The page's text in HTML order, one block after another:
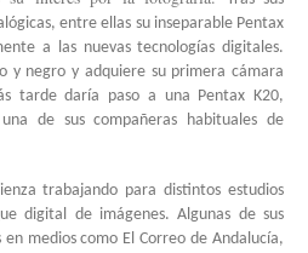
entre ellas su inseparable Pentax
a las nuevas tecnologías digitales.
y negro y adquiere su primera cámara
tarde daría paso a una Pentax K20,
de sus compañeras habituales de
trabajando para distintos estudios
digital de imágenes. Algunas de sus
medios como El Correo de Andalucía,